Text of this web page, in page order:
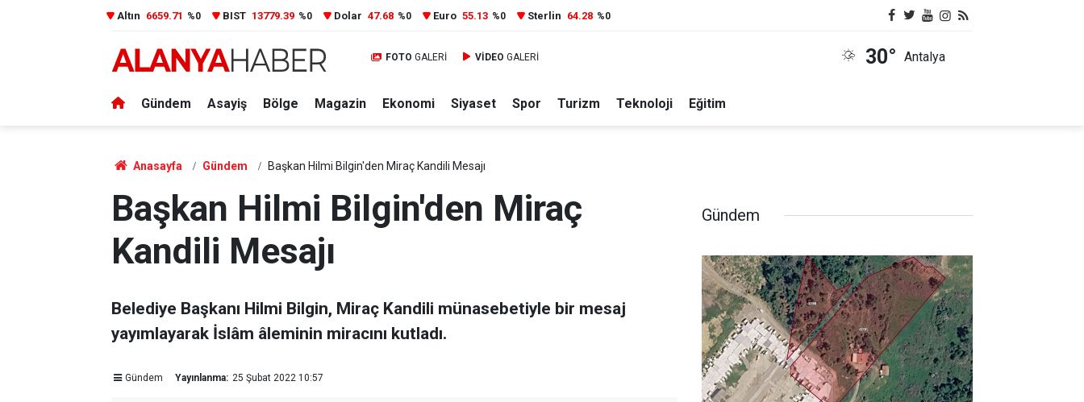
Altın 6659.71 %0 BIST 13779.39 %0 Dolar 47.68 %0 Euro 55.13 %0 Sterlin 64.28 %0
FOTO GALERİ VİDEO GALERİ 30° Antalya
Gündem Asayiş Bölge Magazin Ekonomi Siyaset Spor Turizm Teknoloji Eğitim
Anasayfa Gündem Başkan Hilmi Bilgin'den Miraç Kandili Mesajı
Başkan Hilmi Bilgin'den Miraç
Kandili Mesajı
Belediye Başkanı Hilmi Bilgin, Miraç Kandili münasebetiyle bir mesaj
yayımlayarak İslâm âleminin miracını kutladı.
Gündem Yayınlanma: 25 Şubat 2022 10:57
Gündem